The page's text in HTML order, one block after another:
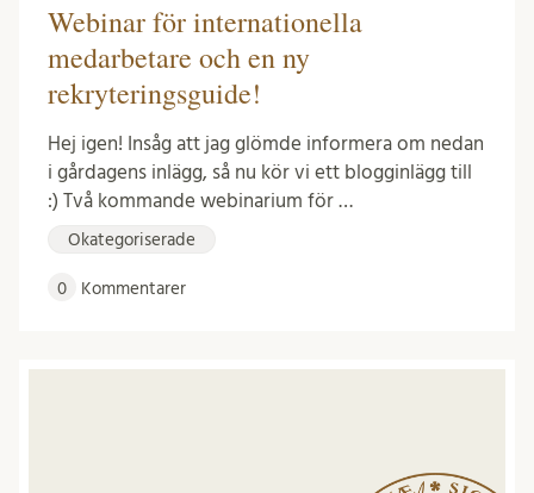
Webinar för internationella
medarbetare och en ny
rekryteringsguide!
Hej igen! Insåg att jag glömde informera om nedan
i gårdagens inlägg, så nu kör vi ett blogginlägg till
:) Två kommande webinarium för …
Okategoriserade
0 Kommentarer